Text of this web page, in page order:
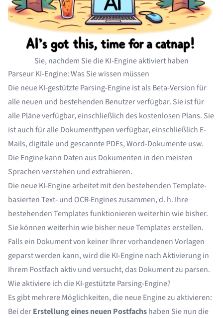
Sie, nachdem Sie die KI-Engine aktiviert haben
Parseur KI-Engine: Was Sie wissen müssen
Die neue KI-gestützte Parsing-Engine ist als Beta-Version für
alle neuen und bestehenden Benutzer verfügbar. Sie ist für
alle Pläne verfügbar, einschließlich des kostenlosen Plans. Sie
ist auch für alle Dokumenttypen verfügbar, einschließlich E-
Mails, digitale und gescannte PDFs, Word-Dokumente usw.
Die Engine kann Daten aus Dokumenten in den meisten
Sprachen verstehen und extrahieren.
Die neue KI-Engine arbeitet mit den bestehenden Template-
basierten Text- und OCR-Engines zusammen, d. h. Ihre
bestehenden Templates funktionieren weiterhin wie bisher.
Sie können weiterhin wie bisher neue Templates erstellen.
Falls ein Dokument von keiner Ihrer vorhandenen Vorlagen
geparst werden kann, wird die KI-Engine nach Aktivierung in
Ihrem Postfach aktiv und versucht, das Dokument zu parsen.
Wie aktiviere ich die KI-gestützte Parsing-Engine?
Es gibt mehrere Möglichkeiten, die neue Engine zu aktivieren:
Bei derErstellung eines neuen Postfachshaben Sie nun die